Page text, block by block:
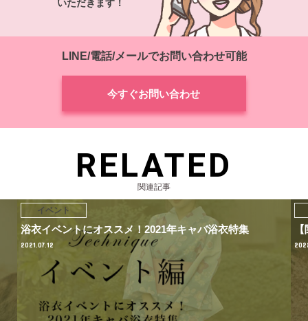
いただきます！
LINE/電話/メールでお問い合わせ可能
今すぐお問い合わせ
RELATED
関連記事
イベント
【関西】同伴にもおススメのお花見スポット
2022.04.01
～